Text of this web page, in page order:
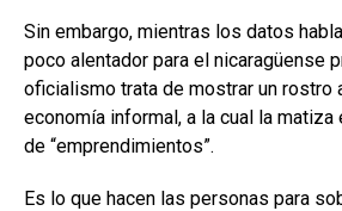
Sin embargo, mientras los datos
poco alentador para el nicaragüense
oficialismo trata de mostrar un rostro
economía informal, a la cual la
de “emprendimientos”.
Es lo que hacen las personas para